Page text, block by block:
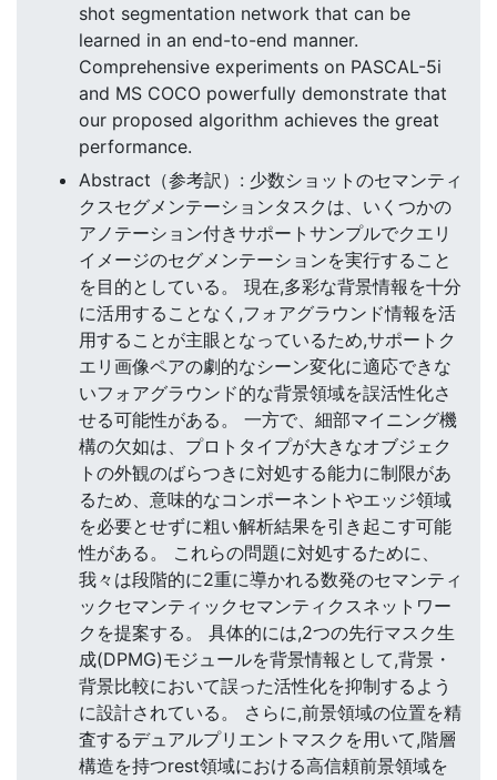
shot segmentation network that can be
learned in an end-to-end manner.
Comprehensive experiments on PASCAL-5i
and MS COCO powerfully demonstrate that
our proposed algorithm achieves the great
performance.
Abstract（参考訳）: 少数ショットのセマンティ
クスセグメンテーションタスクは、いくつかの
アノテーション付きサポートサンプルでクエリ
イメージのセグメンテーションを実行すること
を目的としている。 現在,多彩な背景情報を十分
に活用することなく,フォアグラウンド情報を活
用することが主眼となっているため,サポートク
エリ画像ペアの劇的なシーン変化に適応できな
いフォアグラウンド的な背景領域を誤活性化さ
せる可能性がある。 一方で、細部マイニング機
構の欠如は、プロトタイプが大きなオブジェク
トの外観のばらつきに対処する能力に制限があ
るため、意味的なコンポーネントやエッジ領域
を必要とせずに粗い解析結果を引き起こす可能
性がある。 これらの問題に対処するために、
我々は段階的に2重に導かれる数発のセマンティ
ックセマンティックセマンティクスネットワー
クを提案する。 具体的には,2つの先行マスク生
成(DPMG)モジュールを背景情報として,背景・
背景比較において誤った活性化を抑制するよう
に設計されている。 さらに,前景領域の位置を精
査するデュアルプリエントマスクを用いて,階層
構造を持つrest領域における高信頼前景領域を